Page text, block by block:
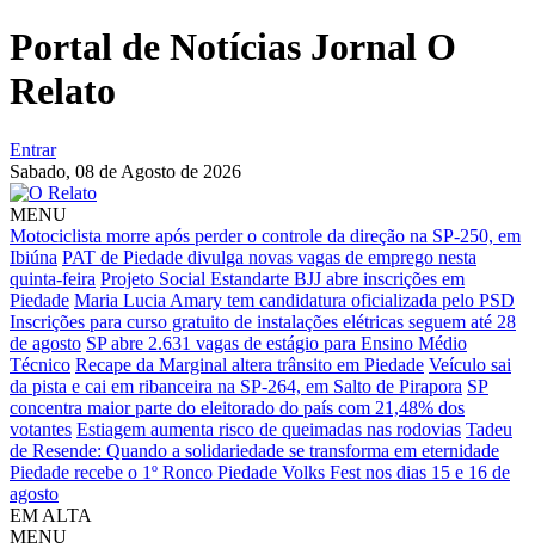
Portal de Notícias Jornal O
Relato
Entrar
Sabado, 08 de Agosto de 2026
MENU
Motociclista morre após perder o controle da direção na SP-250, em
Ibiúna PAT de Piedade divulga novas vagas de emprego nesta
quinta-feira Projeto Social Estandarte BJJ abre inscrições em
Piedade Maria Lucia Amary tem candidatura oficializada pelo PSD
Inscrições para curso gratuito de instalações elétricas seguem até 28
de agosto SP abre 2.631 vagas de estágio para Ensino Médio
Técnico Recape da Marginal altera trânsito em Piedade Veículo sai
da pista e cai em ribanceira na SP-264, em Salto de Pirapora SP
concentra maior parte do eleitorado do país com 21,48% dos
votantes Estiagem aumenta risco de queimadas nas rodovias Tadeu
de Resende: Quando a solidariedade se transforma em eternidade
Piedade recebe o 1º Ronco Piedade Volks Fest nos dias 15 e 16 de
agosto
EM ALTA
MENU